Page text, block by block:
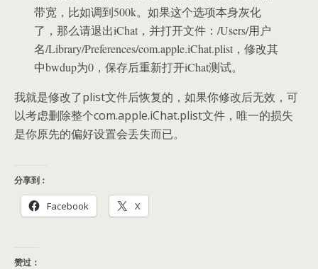
带宽，比如调到500k。如果这个选项本身灰化
了，那么请退出iChat，并打开文件：/Users/用户
名/Library/Preferences/com.apple.iChat.plist，修改其
中bwdup为0，保存后重新打开iChat测试。
我就是修改了plist文件后恢复的，如果你修改后无效，可
以考虑删除整个com.apple.iChat.plist文件，唯一的损失
是你原先的偏好设置会丢失而已。
分享到：
Facebook X
赞过：